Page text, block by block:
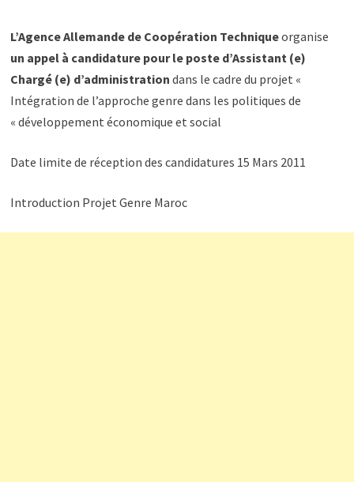
L’Agence Allemande de Coopération Techniqueorganise
un appel à candidature pour le poste d’Assistant (e)
Chargé (e) d’administration dans le cadre du projet «
Intégration de l’approche genre dans les politiques de
développement économique et social »
Date limite de réception des candidatures 15 Mars 2011
Introduction Projet Genre Maroc